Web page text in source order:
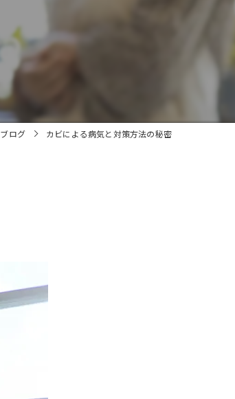
ZEH住宅
カビ検査
ブログ カビによる病気と対策方法の秘密